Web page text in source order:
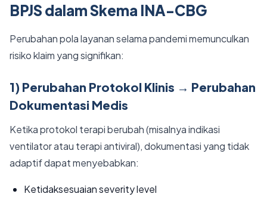
BPJS dalam Skema INA-CBG
Perubahan pola layanan selama pandemi memunculkan
risiko klaim yang signifikan:
1) Perubahan Protokol Klinis → Perubahan
Dokumentasi Medis
Ketika protokol terapi berubah (misalnya indikasi
ventilator atau terapi antiviral), dokumentasi yang tidak
adaptif dapat menyebabkan:
Ketidaksesuaian severity level